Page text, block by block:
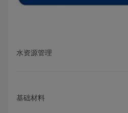
水资源管理
基础材料